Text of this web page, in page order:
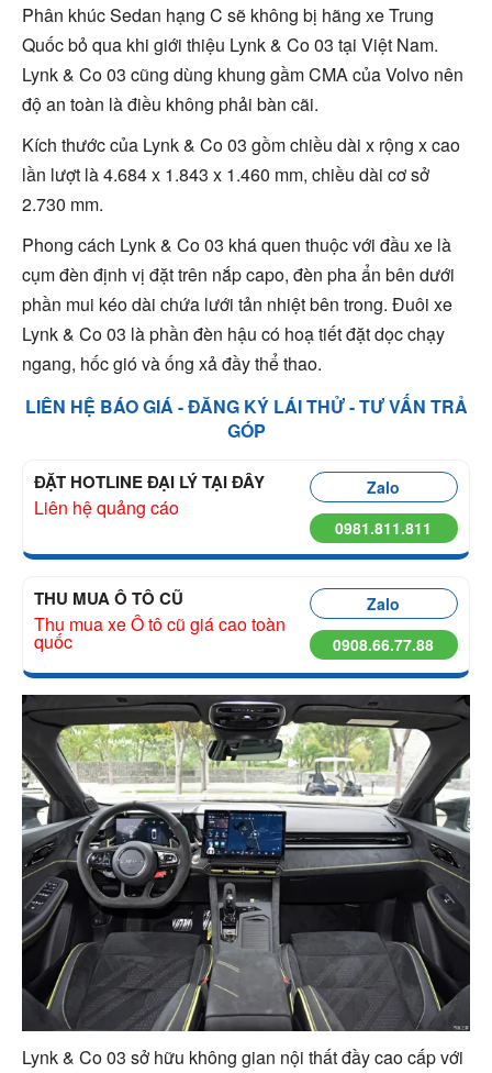
Phân khúc Sedan hạng C sẽ không bị hãng xe Trung
Quốc bỏ qua khi giới thiệu Lynk & Co 03 tại Việt Nam.
Lynk & Co 03 cũng dùng khung gầm CMA của Volvo nên
độ an toàn là điều không phải bàn cãi.
Kích thước của Lynk & Co 03 gồm chiều dài x rộng x cao
lần lượt là 4.684 x 1.843 x 1.460 mm, chiều dài cơ sở
2.730 mm.
Phong cách Lynk & Co 03 khá quen thuộc với đầu xe là
cụm đèn định vị đặt trên nắp capo, đèn pha ẩn bên dưới
phần mui kéo dài chứa lưới tản nhiệt bên trong. Đuôi xe
Lynk & Co 03 là phần đèn hậu có hoạ tiết đặt dọc chạy
ngang, hốc gió và ống xả đầy thể thao.
LIÊN HỆ BÁO GIÁ - ĐĂNG KÝ LÁI THỬ - TƯ VẤN TRẢ
GÓP
ĐẶT HOTLINE ĐẠI LÝ TẠI ĐÂY
Liên hệ quảng cáo
Zalo
0981.811.811
THU MUA Ô TÔ CŨ
Thu mua xe Ô tô cũ giá cao toàn
quốc
Zalo
0908.66.77.88
Lynk & Co 03 sở hữu không gian nội thất đầy cao cấp với